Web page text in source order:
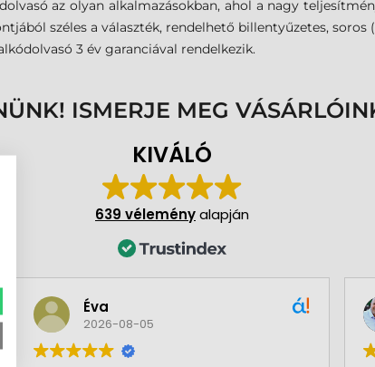
az olyan alkalmazásokban, ahol a nagy
széles a választék, rendelhető billentyűzetes, soros
3 év garanciával rendelkezik.
ISMERJE MEG
KIVÁLÓ
639 véleményalapján
Éva
2026-08-05